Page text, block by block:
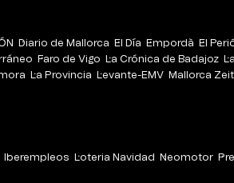
Diario de Mallorca El Día Empordà El
Faro de Vigo La Crónica de Badajoz
La Provincia Levante-EMV Mallorca
Iberempleos Loteria Navidad Neomotor